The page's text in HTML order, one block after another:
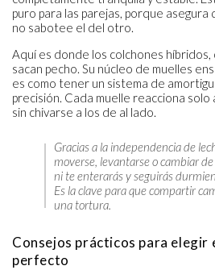
puro para las parejas, porque
no sabotee el del otro.
Aquí es donde los colchones
sacan pecho. Su núcleo de muelles
es como tener un sistema de
precisión. Cada muelle reacciona solo
sin chivarse a los de al lado.
Gracias a la independencia de
moverse, levantarse o cambiar
ni te enterarás y seguirás
Es la clave para que compartir
una tortura.
Consejos prácticos para elegir
perfecto